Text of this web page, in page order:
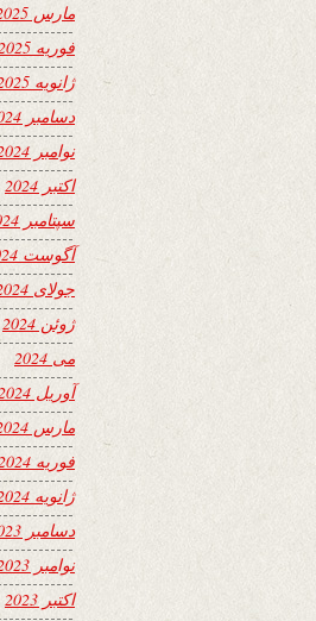
مارس 2025
فوریه 2025
ژانویه 2025
دسامبر 2024
نوامبر 2024
اکتبر 2024
سپتامبر 2024
آگوست 2024
جولای 2024
ژوئن 2024
می 2024
آوریل 2024
مارس 2024
فوریه 2024
ژانویه 2024
دسامبر 2023
نوامبر 2023
اکتبر 2023